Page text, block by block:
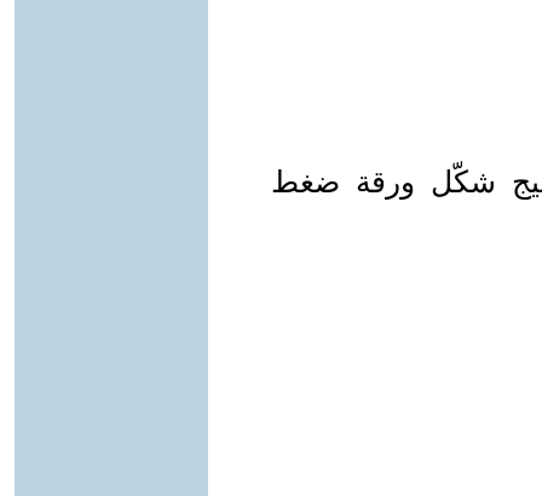
شكّل ورقة ضغط